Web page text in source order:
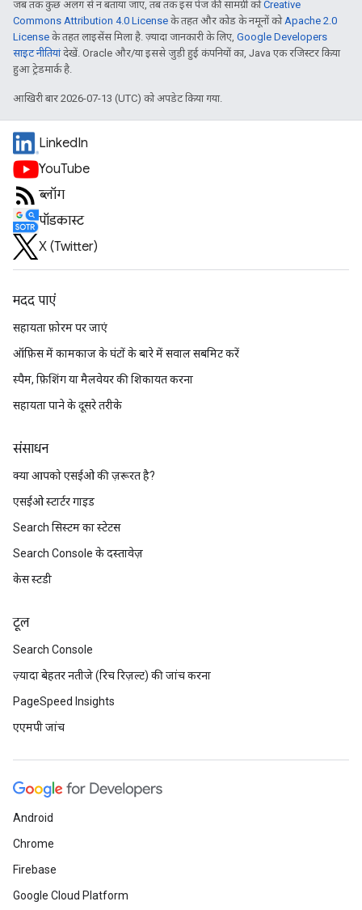
जब तक कुछ अलग से न बताया जाए, तब तक इस पेज की सामग्री कोCreative
Commons Attribution 4.0 License के तहत और कोड के नमूनों को Apache 2.0
License के तहत लाइसेंस मिला है. ज़्यादा जानकारी के लिए, Google Developers
साइट नीतियांदेखें. Oracle और/या इससे जुड़ी हुई कंपनियों का, Java एक रजिस्टर किया
हुआ ट्रेडमार्क है.
आखिरी बार 2026-07-13 (UTC) को अपडेट किया गया.
LinkedIn
YouTube
ब्लॉग
पॉडकास्ट
X (Twitter)
मदद पाएं
सहायता फ़ोरम पर जाएं
ऑफ़िस में कामकाज के घंटों के बारे में सवाल सबमिट करें
स्पैम, फ़िशिंग या मैलवेयर की शिकायत करना
सहायता पाने के दूसरे तरीके
संसाधन
क्या आपको एसईओ की ज़रूरत है?
एसईओ स्टार्टर गाइड
Search सिस्टम का स्टेटस
Search Console के दस्तावेज़
केस स्टडी
टूल
Search Console
ज़्यादा बेहतर नतीजे (रिच रिज़ल्ट) की जांच करना
PageSpeed Insights
एएमपी जांच
Android
Chrome
Firebase
Google Cloud Platform